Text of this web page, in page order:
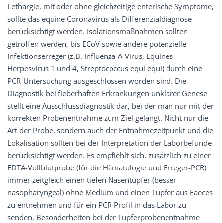
Lethargie, mit oder ohne gleichzeitige enterische Symptome,
sollte das equine Coronavirus als Differenzialdiagnose
berücksichtigt werden. Isolationsmaßnahmen sollten
getroffen werden, bis ECoV sowie andere potenzielle
Infektionserreger (z.B. Influenza-A-Virus, Equines
Herpesvirus 1 und 4, Streptococcus equi equi) durch eine
PCR-Untersuchung ausgeschlossen worden sind. Die
Diagnostik bei fieberhaften Erkrankungen unklarer Genese
stellt eine Ausschlussdiagnostik dar, bei der man nur mit der
korrekten Probenentnahme zum Ziel gelangt. Nicht nur die
Art der Probe, sondern auch der Entnahmezeitpunkt und die
Lokalisation sollten bei der Interpretation der Laborbefunde
berücksichtigt werden. Es empfiehlt sich, zusätzlich zu einer
EDTA-Vollblutprobe (für die Hämatologie und Erreger-PCR)
immer zeitgleich einen tiefen Nasentupfer (besser
nasopharyngeal) ohne Medium und einen Tupfer aus Faeces
zu entnehmen und für ein PCR-Profil in das Labor zu
senden. Besonderheiten bei der Tupferprobenentnahme